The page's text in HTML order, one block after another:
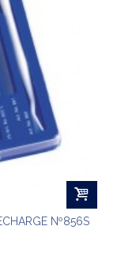
Nº856S